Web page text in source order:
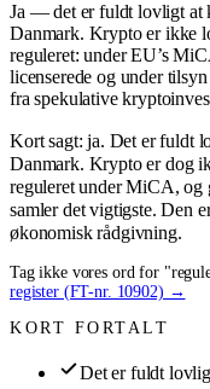
Ja — det er fuldt lovligt at
Danmark. Krypto er ikke
reguleret: under EU’s
licenserede og under
fra spekulative
Kort sagt: ja. Det er fuldt
Danmark. Krypto er dog
reguleret under MiCA, og
samler det vigtigste. Den
økonomisk rådgivning.
Tag ikke vores ord for
register (FT-nr. 10902) →
KORT FORTALT
Det er fuldt